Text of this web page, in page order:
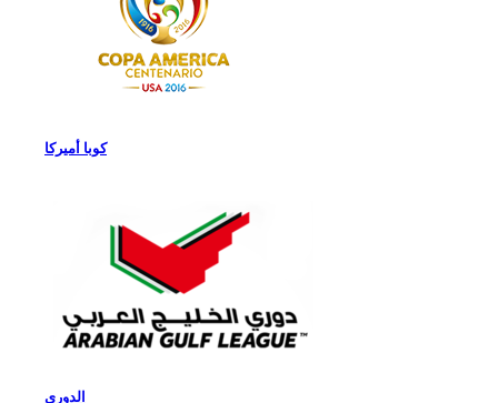
كوبا أميركا
الدوري